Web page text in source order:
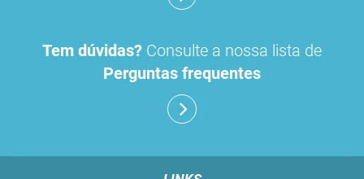
Tem dúvidas? Consulte a nossa lista de
Perguntas frequentes